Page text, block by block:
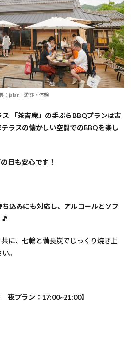
：jalan 遊び・体験
「茶吉庵」の手ぶらBBQプランは古
ラスの懐かしい空間でのBBQを楽し
日も安心です！
込みにも対応し、アルコールとソフ
に、七輪と備長炭でじっくり焼き上
。
夜プラン：17:00~21:00】